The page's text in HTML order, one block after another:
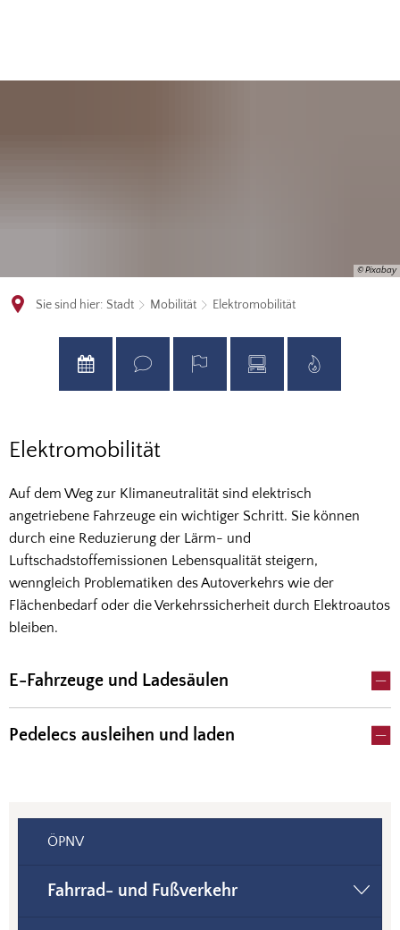
© Pixabay
Sie sind hier: Stadt Mobilität Elektromobilität
Elektromobilität
Elektromobilität
Auf dem Weg zur Klimaneutralität sind elektrisch
angetriebene Fahrzeuge ein wichtiger Schritt. Sie können
durch eine Reduzierung der Lärm- und
Luftschadstoffemissionen Lebensqualität steigern,
wenngleich Problematiken des Autoverkehrs wie der
Flächenbedarf oder die Verkehrssicherheit durch Elektroautos
bleiben.
E-Fahrzeuge und Ladesäulen
Pedelecs ausleihen und laden
ÖPNV
Fahrrad- und Fußverkehr